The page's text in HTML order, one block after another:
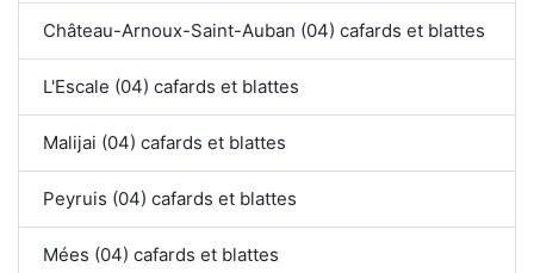
Château-Arnoux-Saint-Auban (04) cafards et blattes
L'Escale (04) cafards et blattes
Malijai (04) cafards et blattes
Peyruis (04) cafards et blattes
Mées (04) cafards et blattes